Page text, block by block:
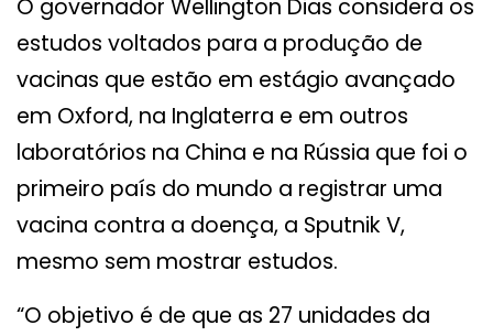
O governador Wellington Dias considera os
estudos voltados para a produção de
vacinas que estão em estágio avançado
em Oxford, na Inglaterra e em outros
laboratórios na China e na Rússia que foi o
primeiro país do mundo a registrar uma
vacina contra a doença, a Sputnik V,
mesmo sem mostrar estudos.
“O objetivo é de que as 27 unidades da